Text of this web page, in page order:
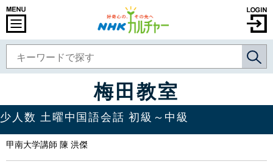
梅田教室
少人数 土曜中国語会話 初級～中級
甲南大学講師 陳 洪傑